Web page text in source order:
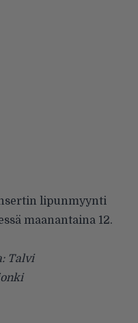
lipunmyynti
maanantaina 12.
Talvi